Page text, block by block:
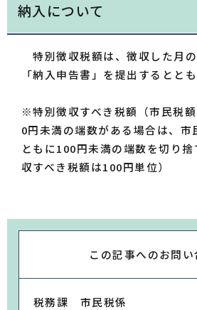
納入について
特別徴収税額は、徴収した月
「納入申告書」を提出するとと
※特別徴収すべき税額（市民税
0円未満の端数がある場合は、市
ともに100円未満の端数を切り捨
収すべき税額は100円単位）
この記事へのお問い
税務課 市民税係